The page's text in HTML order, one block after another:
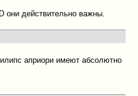
они действительно важны.
априори имеют абсолютно